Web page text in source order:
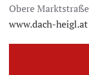
Obere
www.dach-heigl.at